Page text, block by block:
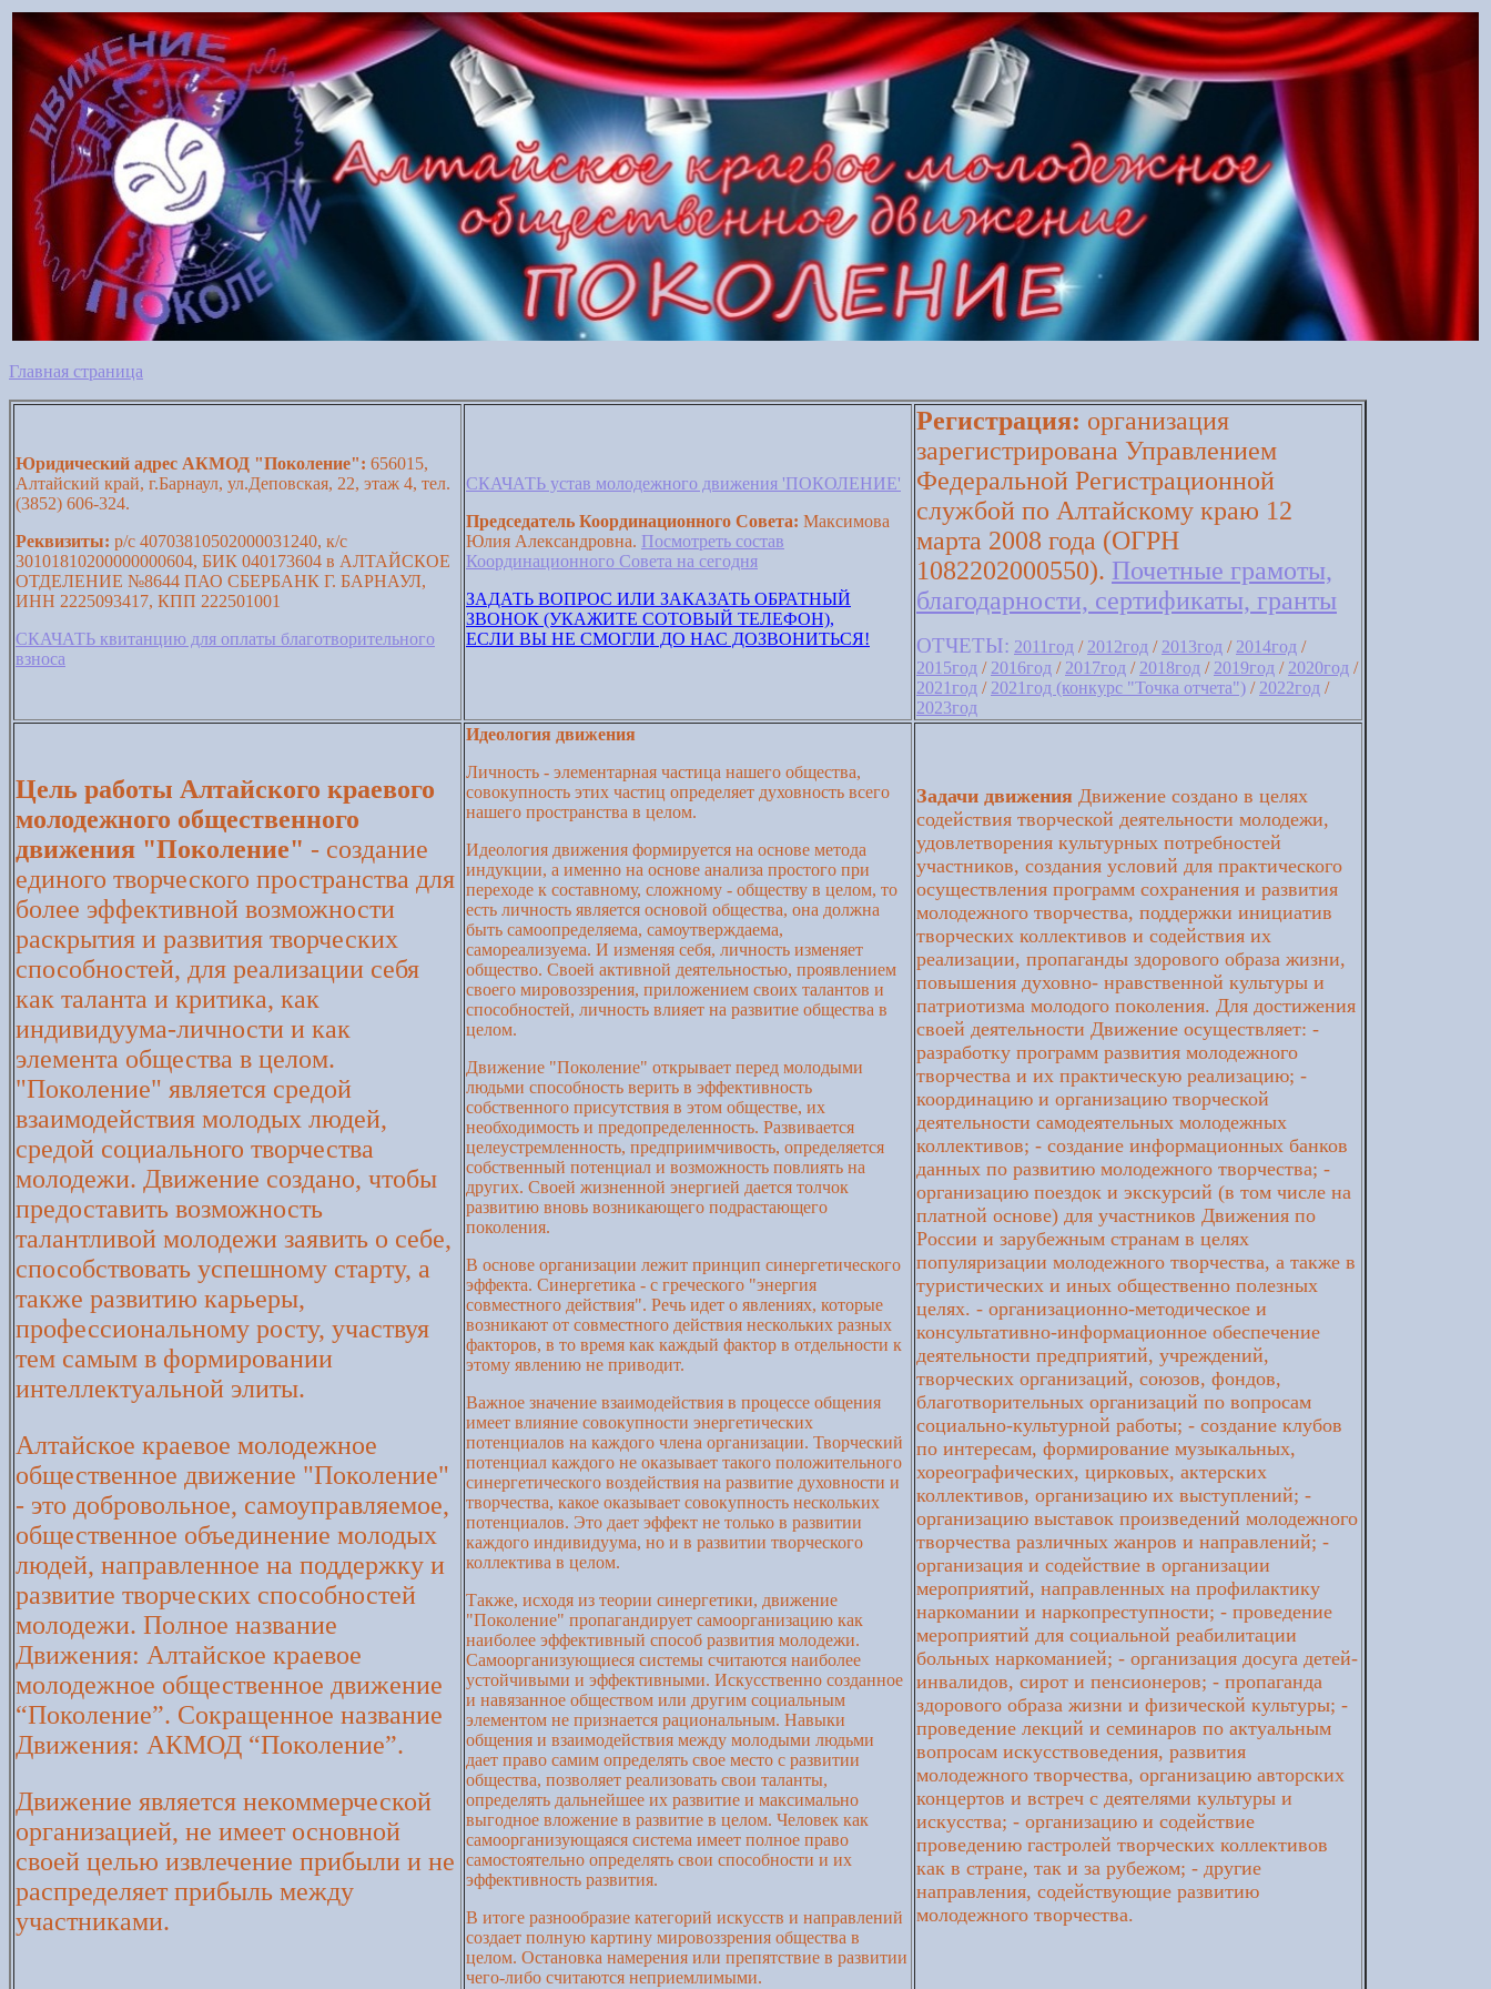
Главная страница
Юридический адрес АКМОД "Поколение": 656015,
Алтайский край, г.Барнаул, ул.Деповская, 22, этаж 4, тел.
(3852) 606-324.
Реквизиты: р/с 40703810502000031240, к/с
30101810200000000604, БИК 040173604 в АЛТАЙСКОЕ
ОТДЕЛЕНИЕ №8644 ПАО СБЕРБАНК Г. БАРНАУЛ,
ИНН 2225093417, КПП 222501001
СКАЧАТЬ квитанцию для оплаты благотворительного
взноса
СКАЧАТЬ устав молодежного движения 'ПОКОЛЕНИЕ'
Председатель Координационного Совета: Максимова
Юлия Александровна. Посмотреть состав
Координационного Совета на сегодня
ЗАДАТЬ ВОПРОС ИЛИ ЗАКАЗАТЬ ОБРАТНЫЙ
ЗВОНОК (УКАЖИТЕ СОТОВЫЙ ТЕЛЕФОН),
ЕСЛИ ВЫ НЕ СМОГЛИ ДО НАС ДОЗВОНИТЬСЯ!
Регистрация: организация
зарегистрирована Управлением
Федеральной Регистрационной
службой по Алтайскому краю 12
марта 2008 года (ОГРН
1082202000550). Почетные грамоты,
благодарности, сертификаты, гранты
ОТЧЕТЫ: 2011год / 2012год / 2013год / 2014год /
2015год / 2016год / 2017год / 2018год / 2019год / 2020год /
2021год / 2021год (конкурс "Точка отчета") / 2022год /
2023год
Цель работы Алтайского краевого
молодежного общественного
движения "Поколение" - создание
единого творческого пространства для
более эффективной возможности
раскрытия и развития творческих
способностей, для реализации себя
как таланта и критика, как
индивидуума-личности и как
элемента общества в целом.
"Поколение" является средой
взаимодействия молодых людей,
средой социального творчества
молодежи. Движение создано, чтобы
предоставить возможность
талантливой молодежи заявить о себе,
способствовать успешному старту, а
также развитию карьеры,
профессиональному росту, участвуя
тем самым в формировании
интеллектуальной элиты.
Алтайское краевое молодежное
общественное движение "Поколение"
- это добровольное, самоуправляемое,
общественное объединение молодых
людей, направленное на поддержку и
развитие творческих способностей
молодежи. Полное название
Движения: Алтайское краевое
молодежное общественное движение
“Поколение”. Сокращенное название
Движения: АКМОД “Поколение”.
Движение является некоммерческой
организацией, не имеет основной
своей целью извлечение прибыли и не
распределяет прибыль между
участниками.
Идеология движения
Личность - элементарная частица нашего общества,
совокупность этих частиц определяет духовность всего
нашего пространства в целом.
Идеология движения формируется на основе метода
индукции, а именно на основе анализа простого при
переходе к составному, сложному - обществу в целом, то
есть личность является основой общества, она должна
быть самоопределяема, самоутверждаема,
самореализуема. И изменяя себя, личность изменяет
общество. Своей активной деятельностью, проявлением
своего мировоззрения, приложением своих талантов и
способностей, личность влияет на развитие общества в
целом.
Движение "Поколение" открывает перед молодыми
людьми способность верить в эффективность
собственного присутствия в этом обществе, их
необходимость и предопределенность. Развивается
целеустремленность, предприимчивость, определяется
собственный потенциал и возможность повлиять на
других. Своей жизненной энергией дается толчок
развитию вновь возникающего подрастающего
поколения.
В основе организации лежит принцип синергетического
эффекта. Синергетика - с греческого "энергия
совместного действия". Речь идет о явлениях, которые
возникают от совместного действия нескольких разных
факторов, в то время как каждый фактор в отдельности к
этому явлению не приводит.
Важное значение взаимодействия в процессе общения
имеет влияние совокупности энергетических
потенциалов на каждого члена организации. Творческий
потенциал каждого не оказывает такого положительного
синергетического воздействия на развитие духовности и
творчества, какое оказывает совокупность нескольких
потенциалов. Это дает эффект не только в развитии
каждого индивидуума, но и в развитии творческого
коллектива в целом.
Также, исходя из теории синергетики, движение
"Поколение" пропагандирует самоорганизацию как
наиболее эффективный способ развития молодежи.
Самоорганизующиеся системы считаются наиболее
устойчивыми и эффективными. Искусственно созданное
и навязанное обществом или другим социальным
элементом не признается рациональным. Навыки
общения и взаимодействия между молодыми людьми
дает право самим определять свое место с развитии
общества, позволяет реализовать свои таланты,
определять дальнейшее их развитие и максимально
выгодное вложение в развитие в целом. Человек как
самоорганизующаяся система имеет полное право
самостоятельно определять свои способности и их
эффективность развития.
В итоге разнообразие категорий искусств и направлений
создает полную картину мировоззрения общества в
целом. Остановка намерения или препятствие в развитии
чего-либо считаются неприемлимыми.
Задачи движения Движение создано в целях
содействия творческой деятельности молодежи,
удовлетворения культурных потребностей
участников, создания условий для практического
осуществления программ сохранения и развития
молодежного творчества, поддержки инициатив
творческих коллективов и содействия их
реализации, пропаганды здорового образа жизни,
повышения духовно- нравственной культуры и
патриотизма молодого поколения. Для достижения
своей деятельности Движение осуществляет: -
разработку программ развития молодежного
творчества и их практическую реализацию; -
координацию и организацию творческой
деятельности самодеятельных молодежных
коллективов; - создание информационных банков
данных по развитию молодежного творчества; -
организацию поездок и экскурсий (в том числе на
платной основе) для участников Движения по
России и зарубежным странам в целях
популяризации молодежного творчества, а также в
туристических и иных общественно полезных
целях. - организационно-методическое и
консультативно-информационное обеспечение
деятельности предприятий, учреждений,
творческих организаций, союзов, фондов,
благотворительных организаций по вопросам
социально-культурной работы; - создание клубов
по интересам, формирование музыкальных,
хореографических, цирковых, актерских
коллективов, организацию их выступлений; -
организацию выставок произведений молодежного
творчества различных жанров и направлений; -
организация и содействие в организации
мероприятий, направленных на профилактику
наркомании и наркопреступности; - проведение
мероприятий для социальной реабилитации
больных наркоманией; - организация досуга детей-
инвалидов, сирот и пенсионеров; - пропаганда
здорового образа жизни и физической культуры; -
проведение лекций и семинаров по актуальным
вопросам искусствоведения, развития
молодежного творчества, организацию авторских
концертов и встреч с деятелями культуры и
искусства; - организацию и содействие
проведению гастролей творческих коллективов
как в стране, так и за рубежом; - другие
направления, содействующие развитию
молодежного творчества.